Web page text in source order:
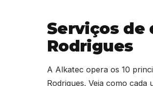
Serviços de
Rodrigues
A Alkatec opera os 10
Rodrigues. Veja como